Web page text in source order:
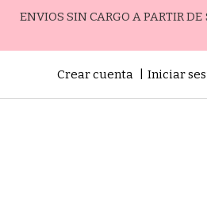
ENVIOS SIN CARGO A PARTIR
Crear cuenta Iniciar